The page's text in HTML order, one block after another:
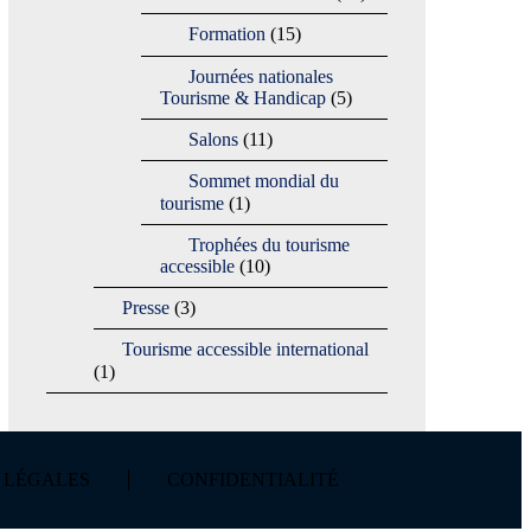
Formation (15)
Journées nationales
Tourisme & Handicap (5)
Salons (11)
Sommet mondial du
tourisme (1)
Trophées du tourisme
accessible (10)
Presse (3)
Tourisme accessible international
(1)
CONFIDENTIALITÉ